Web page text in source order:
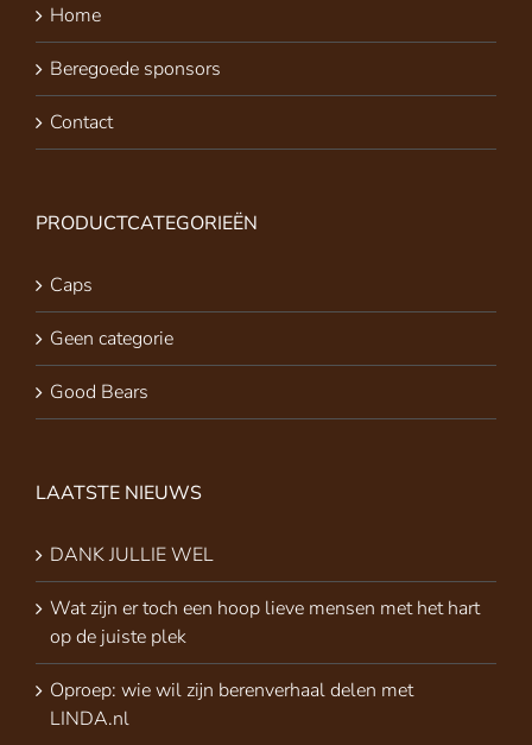
Home
Beregoede sponsors
Contact
PRODUCTCATEGORIEËN
Caps
Geen categorie
Good Bears
LAATSTE NIEUWS
DANK JULLIE WEL
Wat zijn er toch een hoop lieve mensen met het hart
op de juiste plek
Oproep: wie wil zijn berenverhaal delen met
LINDA.nl